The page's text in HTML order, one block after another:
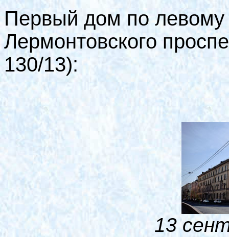
Первый дом по левому
Лермонтовского
130/13):
13